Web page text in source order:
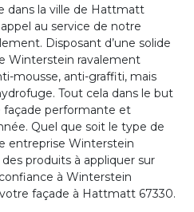
dans la ville de Hattmatt
au service de notre
Disposant d’une solide
Winterstein ravalement
mousse, anti-graffiti, mais
Tout cela dans le but
façade performante et
Quel que soit le type de
entreprise Winterstein
produits à appliquer sur
à Winterstein
façade à Hattmatt 67330.